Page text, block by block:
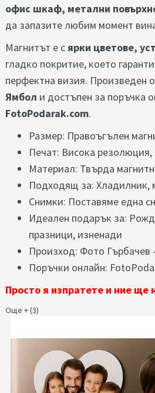
офис шкаф, метални
да запазите любим момент
Магнитът е сярки цветове,
гладко покритие, което
перфектна визия. Произведен
Ямбол и достъпен за поръчка
FotoPodarak.com.
Размер: Правоъгълен
Печат: Висока резолюция,
Материал: Твърда
Подходящ за: Хладилник,
Снимки: Поставяме една
Идеален подарък за:
празници, изненади
Произход: Фото Гърбачев
Поръчки онлайн:
Просто я изпратете и ние ще
Още + (3)